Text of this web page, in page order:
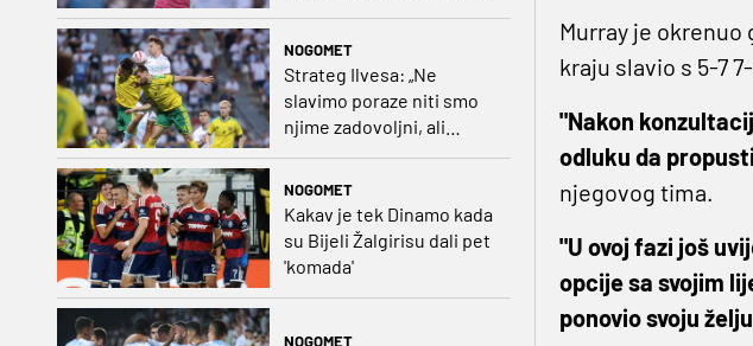
golmanom i oborio
NOGOMET
Strateg Ilvesa: „Ne
slavimo poraze niti smo
njime zadovoljni, ali
možemo biti ponosni jer
NOGOMET
Kakav je tek Dinamo kada
su Bijeli Žalgirisu dali pet
'komada'
NOGOMET
Murray je
kraju slavio s 5-7
"Nakon
odluku da
njegovog tima.
"U ovoj fazi još
opcije sa svojim
ponovio svoju